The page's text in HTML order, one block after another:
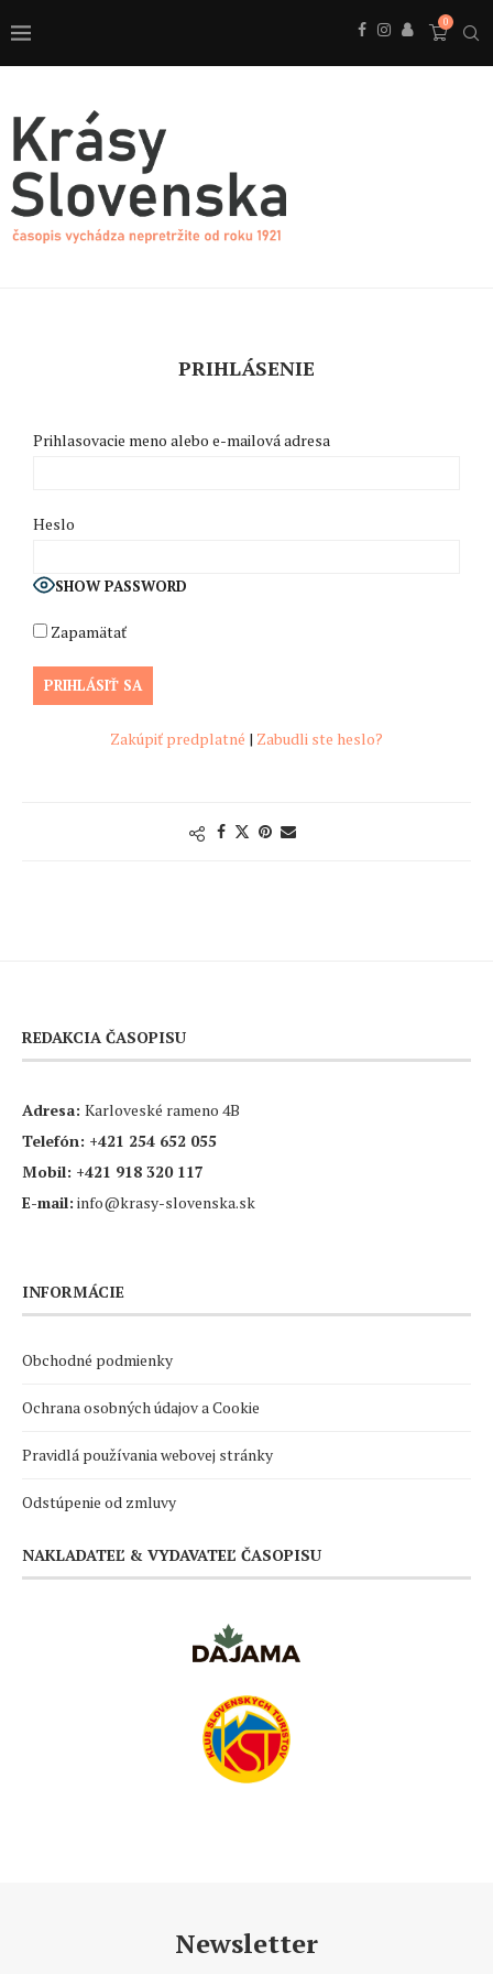
0
PRIHLÁSENIE
Prihlasovacie meno alebo e-mailová adresa
Heslo
SHOW PASSWORD
Zapamätať
Zakúpiť predplatné | Zabudli ste heslo?
REDAKCIA ČASOPISU
Adresa: Karloveské rameno 4B
Telefón: +421 254 652 055
Mobil: +421 918 320 117
E-mail: info@krasy-slovenska.sk
INFORMÁCIE
Obchodné podmienky
Ochrana osobných údajov a Cookie
Pravidlá používania webovej stránky
Odstúpenie od zmluvy
NAKLADATEĽ & VYDAVATEĽ ČASOPISU
Newsletter